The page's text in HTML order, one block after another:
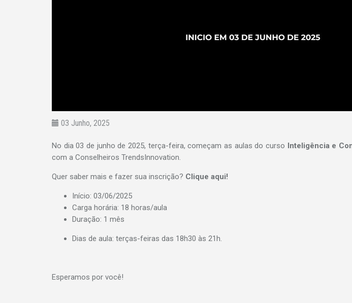
03 Junho, 2025
No dia 03 de junho de 2025, terça-feira, começam as aulas do curso Inteligência e
com a Conselheiros TrendsInnovation.
Quer saber mais e fazer sua inscrição? Clique aqui!
Início: 03/06/2025
Carga horária: 18 horas/aula
Duração: 1 mês
Dias de aula: terças-feiras das 18h30 às 21h.
Esperamos por você!